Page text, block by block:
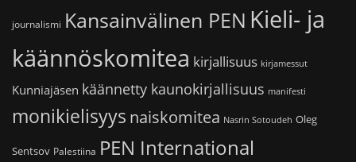
journalismi Kansainvälinen PEN Kieli- ja
käännöskomitea kirjallisuus kirjamessut
Kunniajäsen käännetty kaunokirjallisuus manifesti
monikielisyys naiskomitea Nasrin Sotoudeh Oleg
Sentsov Palestiina PEN International